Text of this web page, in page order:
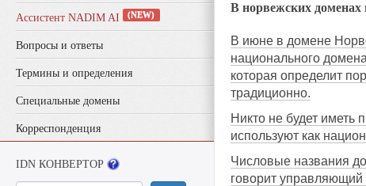
Ассистент NADIM AI (NEW)
Вопросы и ответы
Термины и определения
Специальные домены
Корреспонденция
IDN КОНВЕРТОР
В норвежских доменах
В июне в домене
национального
которая определит
традиционно.
Никто не будет иметь
используют как
Числовые названия
говорит управляющий